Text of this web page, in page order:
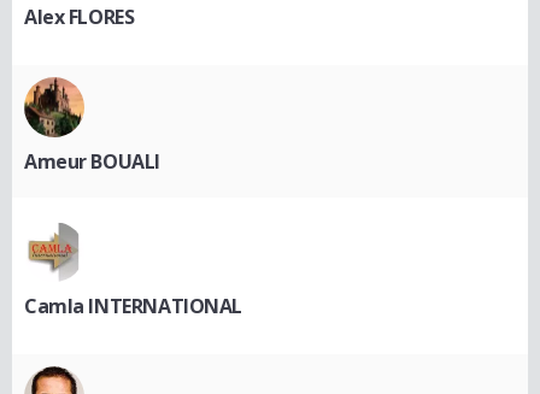
Alex FLORES
Ameur BOUALI
Camla INTERNATIONAL